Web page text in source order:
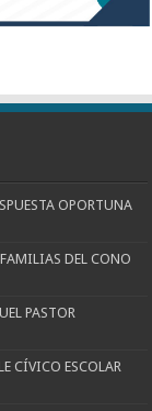
OPORTUNA
DEL CONO
PASTOR
CÍVICO ESCOLAR